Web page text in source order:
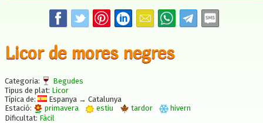
Licor de mores negres
Categoria:
Begudes
Tipus de plat: Licor
Típica de:
Espanya → Catalunya
Estació:
primavera estiu tardor
hivern
Dificultat: Fàcil